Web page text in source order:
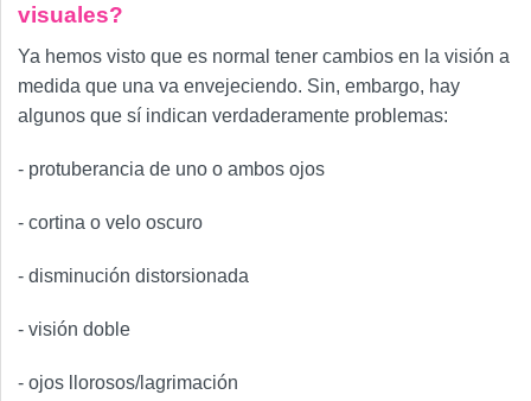
visuales?
Ya hemos visto que es normal tener cambios en la visión a
medida que una va envejeciendo. Sin, embargo, hay
algunos que sí indican verdaderamente problemas:
- protuberancia de uno o ambos ojos
- cortina o velo oscuro
- disminución distorsionada
- visión doble
- ojos llorosos/lagrimación